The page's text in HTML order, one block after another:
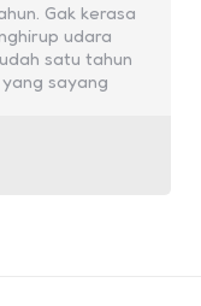
Gak kerasa
udara
satu tahun
sayang